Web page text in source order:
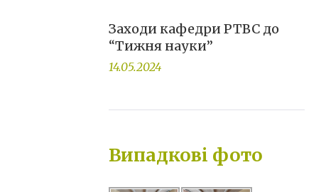
Заходи кафедри РТВС до
“Тижня науки”
14.05.2024
Випадкові фото